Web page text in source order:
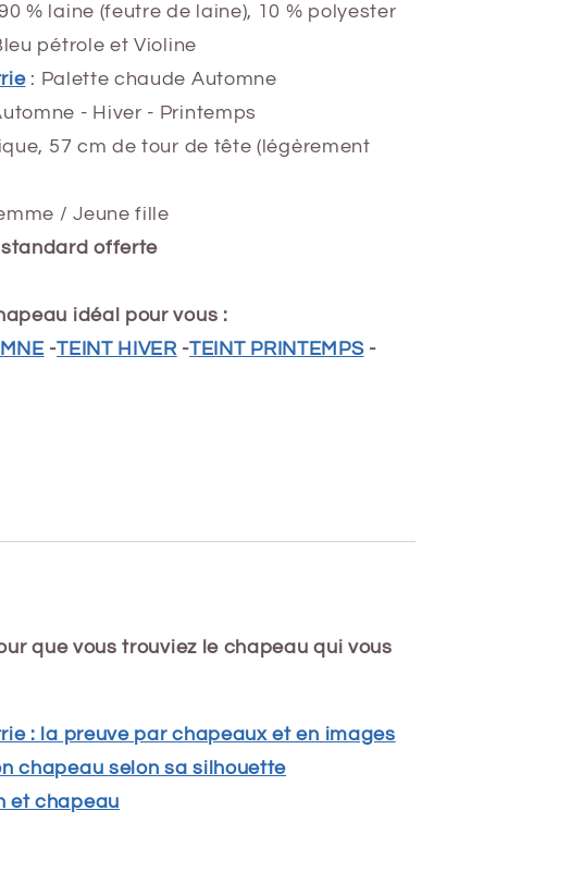
% laine (feutre de laine), 10 % polyester
pétrole et Violine
: Palette chaude Automne
- Hiver - Printemps
57 cm de tour de tête (légèrement
/ Jeune fille
standard offerte
idéal pour vous :
-TEINT HIVER-TEINT PRINTEMPS-
que vous trouviez le chapeau qui vous
: la preuve par chapeaux et en images
chapeau selon sa silhouette
et chapeau